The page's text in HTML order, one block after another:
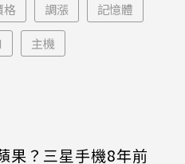
格 調漲 記憶體
主機
果？三星手機8年前